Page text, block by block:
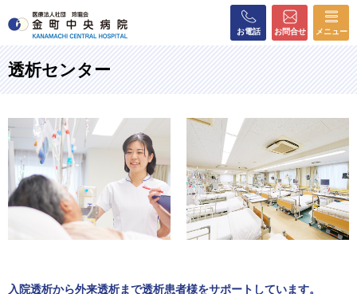
お電話 お問合せ メニュー
透析センター
入院透析から外来透析まで透析患者様をサポートしています。